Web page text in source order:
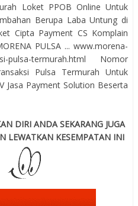
Loket PPOB Online Untuk
Berupa Laba Untung di
Cipta Payment CS Komplain
PULSA ... www.morena-
pulsa-termurah.html Nomor
Pulsa Termurah Untuk
Jasa Payment Solution Beserta
DIRI ANDA SEKARANG JUGA
LEWATKAN KESEMPATAN INI